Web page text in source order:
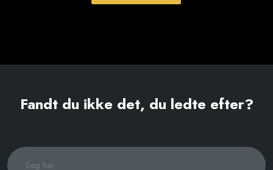
Fandt du ikke det, du ledte efter?